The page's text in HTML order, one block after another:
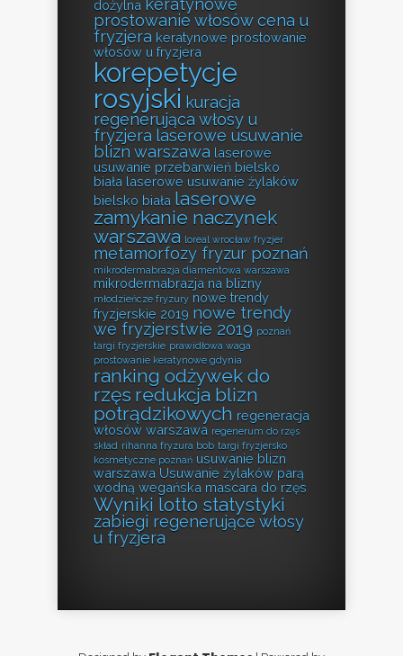
dożylna keratynowe
prostowanie włosów cena u
fryzjera keratynowe prostowanie
włosów u fryzjera
korepetycje
rosyjski kuracja
regenerująca włosy u
fryzjera laserowe usuwanie
blizn warszawa laserowe
usuwanie przebarwień bielsko
biała laserowe usuwanie żylaków
bielsko biała laserowe
zamykanie naczynek
warszawa
loreal wrocław fryzjer
metamorfozy fryzur poznań
mikrodermabrazja diamentowa warszawa
mikrodermabrazja na blizny
młodzieńcze fryzury nowe trendy
fryzjerskie 2019 nowe trendy
we fryzjerstwie 2019 poznań
targi fryzjerskie prawidłowa waga
prostowanie keratynowe gdynia
ranking odżywek do
rzęs redukcja blizn
potrądzikowych regeneracja
włosów warszawa regenerum do rzęs
skład rihanna fryzura bob targi fryzjersko
kosmetyczne poznań usuwanie blizn
warszawa Usuwanie żylaków parą
wodną wegańska mascara do rzęs
Wyniki lotto statystyki
zabiegi regenerujące włosy
u fryzjera